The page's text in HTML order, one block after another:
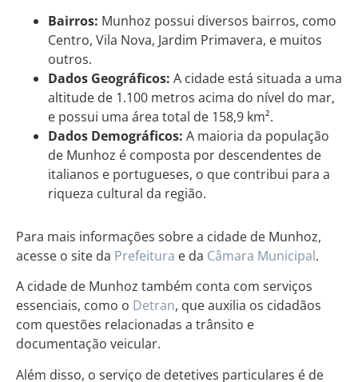
Bairros: Munhoz possui diversos bairros, como
Centro, Vila Nova, Jardim Primavera, e muitos
outros.
Dados Geográficos: A cidade está situada a uma
altitude de 1.100 metros acima do nível do mar,
e possui uma área total de 158,9 km².
Dados Demográficos: A maioria da população
de Munhoz é composta por descendentes de
italianos e portugueses, o que contribui para a
riqueza cultural da região.
Para mais informações sobre a cidade de Munhoz,
acesse o site da Prefeitura e da Câmara Municipal.
A cidade de Munhoz também conta com serviços
essenciais, como o Detran, que auxilia os cidadãos
com questões relacionadas a trânsito e
documentação veicular.
Além disso, o serviço de detetives particulares é de